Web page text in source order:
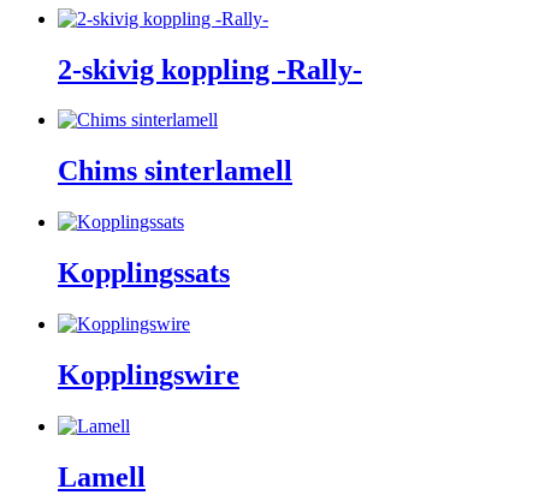
2-skivig koppling -Rally-
Chims sinterlamell
Kopplingssats
Kopplingswire
Lamell